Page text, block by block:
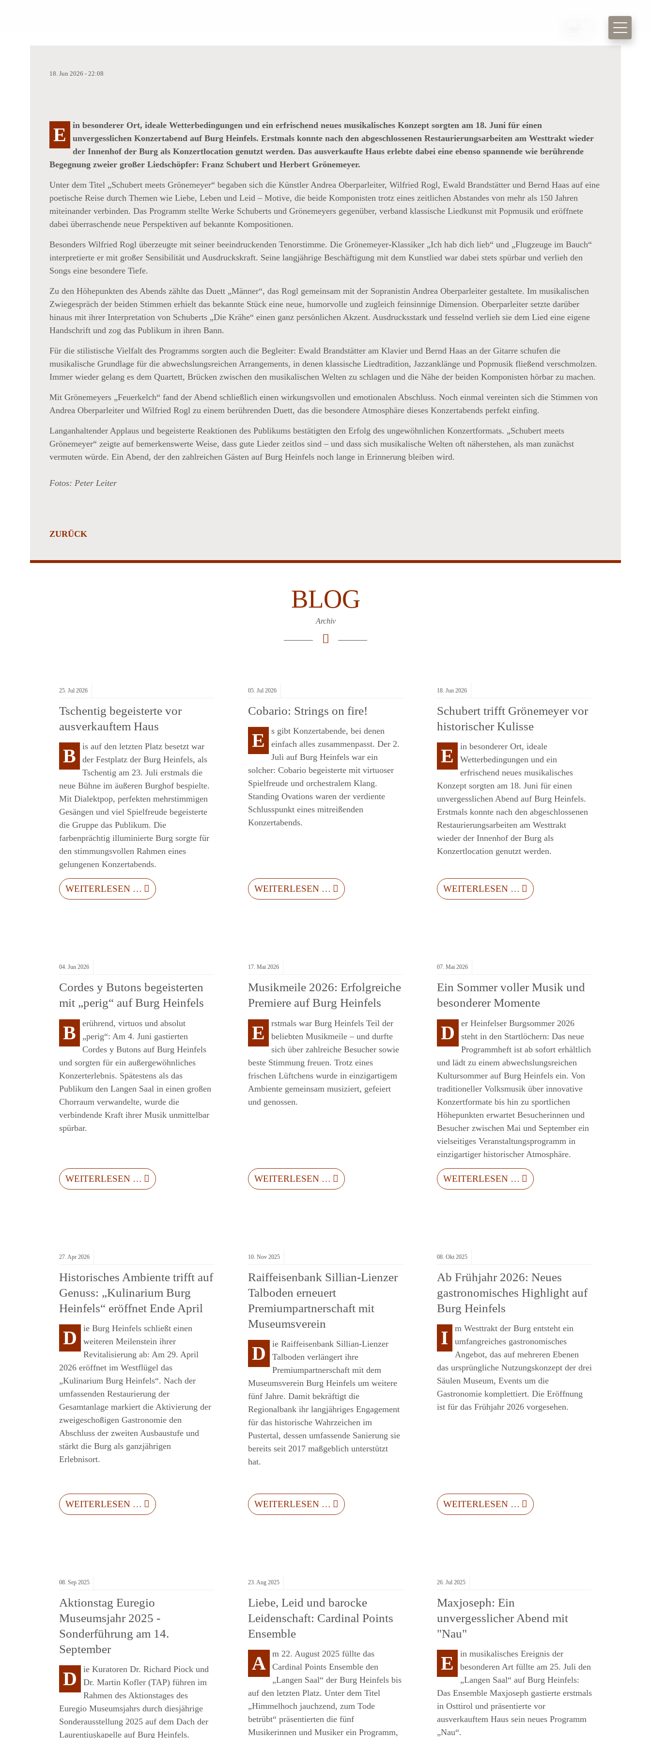
18. Jun 2026 - 22:08
E in besonderer Ort, ideale Wetterbedingungen und ein erfrischend neues musikalisches Konzept sorgten am 18. Juni für einen
unvergesslichen Konzertabend auf Burg Heinfels. Erstmals konnte nach den abgeschlossenen Restaurierungsarbeiten am Westtrakt wieder
der Innenhof der Burg als Konzertlocation genutzt werden. Das ausverkaufte Haus erlebte dabei eine ebenso spannende wie berührende
Begegnung zweier großer Liedschöpfer: Franz Schubert und Herbert Grönemeyer.
Unter dem Titel „Schubert meets Grönemeyer“ begaben sich die Künstler Andrea Oberparleiter, Wilfried Rogl, Ewald Brandstätter und Bernd Haas auf eine
poetische Reise durch Themen wie Liebe, Leben und Leid – Motive, die beide Komponisten trotz eines zeitlichen Abstandes von mehr als 150 Jahren
miteinander verbinden. Das Programm stellte Werke Schuberts und Grönemeyers gegenüber, verband klassische Liedkunst mit Popmusik und eröffnete
dabei überraschende neue Perspektiven auf bekannte Kompositionen.
Besonders Wilfried Rogl überzeugte mit seiner beeindruckenden Tenorstimme. Die Grönemeyer-Klassiker „Ich hab dich lieb“ und „Flugzeuge im Bauch“
interpretierte er mit großer Sensibilität und Ausdruckskraft. Seine langjährige Beschäftigung mit dem Kunstlied war dabei stets spürbar und verlieh den
Songs eine besondere Tiefe.
Zu den Höhepunkten des Abends zählte das Duett „Männer“, das Rogl gemeinsam mit der Sopranistin Andrea Oberparleiter gestaltete. Im musikalischen
Zwiegespräch der beiden Stimmen erhielt das bekannte Stück eine neue, humorvolle und zugleich feinsinnige Dimension. Oberparleiter setzte darüber
hinaus mit ihrer Interpretation von Schuberts „Die Krähe“ einen ganz persönlichen Akzent. Ausdrucksstark und fesselnd verlieh sie dem Lied eine eigene
Handschrift und zog das Publikum in ihren Bann.
Für die stilistische Vielfalt des Programms sorgten auch die Begleiter: Ewald Brandstätter am Klavier und Bernd Haas an der Gitarre schufen die
musikalische Grundlage für die abwechslungsreichen Arrangements, in denen klassische Liedtradition, Jazzanklänge und Popmusik fließend verschmolzen.
Immer wieder gelang es dem Quartett, Brücken zwischen den musikalischen Welten zu schlagen und die Nähe der beiden Komponisten hörbar zu machen.
Mit Grönemeyers „Feuerkelch“ fand der Abend schließlich einen wirkungsvollen und emotionalen Abschluss. Noch einmal vereinten sich die Stimmen von
Andrea Oberparleiter und Wilfried Rogl zu einem berührenden Duett, das die besondere Atmosphäre dieses Konzertabends perfekt einfing.
Langanhaltender Applaus und begeisterte Reaktionen des Publikums bestätigten den Erfolg des ungewöhnlichen Konzertformats. „Schubert meets
Grönemeyer“ zeigte auf bemerkenswerte Weise, dass gute Lieder zeitlos sind – und dass sich musikalische Welten oft näherstehen, als man zunächst
vermuten würde. Ein Abend, der den zahlreichen Gästen auf Burg Heinfels noch lange in Erinnerung bleiben wird.
Fotos: Peter Leiter
ZURÜCK
BLOG
Archiv
25. Jul 2026
Tschentig begeisterte vor
ausverkauftem Haus
B
is auf den letzten Platz besetzt war
der Festplatz der Burg Heinfels, als
Tschentig am 23. Juli erstmals die
neue Bühne im äußeren Burghof bespielte.
Mit Dialektpop, perfekten mehrstimmigen
Gesängen und viel Spielfreude begeisterte
die Gruppe das Publikum. Die
farbenprächtig illuminierte Burg sorgte für
den stimmungsvollen Rahmen eines
gelungenen Konzertabends.
WEITERLESEN …
05. Jul 2026
Cobario: Strings on fire!
E
s gibt Konzertabende, bei denen
einfach alles zusammenpasst. Der 2.
Juli auf Burg Heinfels war ein
solcher: Cobario begeisterte mit virtuoser
Spielfreude und orchestralem Klang.
Standing Ovations waren der verdiente
Schlusspunkt eines mitreißenden
Konzertabends.
WEITERLESEN …
18. Jun 2026
Schubert trifft Grönemeyer vor
historischer Kulisse
E
in besonderer Ort, ideale
Wetterbedingungen und ein
erfrischend neues musikalisches
Konzept sorgten am 18. Juni für einen
unvergesslichen Abend auf Burg Heinfels.
Erstmals konnte nach den abgeschlossenen
Restaurierungsarbeiten am Westtrakt
wieder der Innenhof der Burg als
Konzertlocation genutzt werden.
WEITERLESEN …
04. Jun 2026
Cordes y Butons begeisterten
mit „perig“ auf Burg Heinfels
B
erührend, virtuos und absolut
„perig“: Am 4. Juni gastierten
Cordes y Butons auf Burg Heinfels
und sorgten für ein außergewöhnliches
Konzerterlebnis. Spätestens als das
Publikum den Langen Saal in einen großen
Chorraum verwandelte, wurde die
verbindende Kraft ihrer Musik unmittelbar
spürbar.
WEITERLESEN …
17. Mai 2026
Musikmeile 2026: Erfolgreiche
Premiere auf Burg Heinfels
E
rstmals war Burg Heinfels Teil der
beliebten Musikmeile – und durfte
sich über zahlreiche Besucher sowie
beste Stimmung freuen. Trotz eines
frischen Lüftchens wurde in einzigartigem
Ambiente gemeinsam musiziert, gefeiert
und genossen.
WEITERLESEN …
07. Mai 2026
Ein Sommer voller Musik und
besonderer Momente
D
er Heinfelser Burgsommer 2026
steht in den Startlöchern: Das neue
Programmheft ist ab sofort erhältlich
und lädt zu einem abwechslungsreichen
Kultursommer auf Burg Heinfels ein. Von
traditioneller Volksmusik über innovative
Konzertformate bis hin zu sportlichen
Höhepunkten erwartet Besucherinnen und
Besucher zwischen Mai und September ein
vielseitiges Veranstaltungsprogramm in
einzigartiger historischer Atmosphäre.
WEITERLESEN …
27. Apr 2026
Historisches Ambiente trifft auf
Genuss: „Kulinarium Burg
Heinfels“ eröffnet Ende April
D
ie Burg Heinfels schließt einen
weiteren Meilenstein ihrer
Revitalisierung ab: Am 29. April
2026 eröffnet im Westflügel das
„Kulinarium Burg Heinfels“. Nach der
umfassenden Restaurierung der
Gesamtanlage markiert die Aktivierung der
zweigeschoßigen Gastronomie den
Abschluss der zweiten Ausbaustufe und
stärkt die Burg als ganzjährigen
Erlebnisort.
WEITERLESEN …
10. Nov 2025
Raiffeisenbank Sillian-Lienzer
Talboden erneuert
Premiumpartnerschaft mit
Museumsverein
D
ie Raiffeisenbank Sillian-Lienzer
Talboden verlängert ihre
Premiumpartnerschaft mit dem
Museumsverein Burg Heinfels um weitere
fünf Jahre. Damit bekräftigt die
Regionalbank ihr langjähriges Engagement
für das historische Wahrzeichen im
Pustertal, dessen umfassende Sanierung sie
bereits seit 2017 maßgeblich unterstützt
hat.
WEITERLESEN …
08. Okt 2025
Ab Frühjahr 2026: Neues
gastronomisches Highlight auf
Burg Heinfels
I
m Westtrakt der Burg entsteht ein
umfangreiches gastronomisches
Angebot, das auf mehreren Ebenen
das ursprüngliche Nutzungskonzept der drei
Säulen Museum, Events um die
Gastronomie komplettiert. Die Eröffnung
ist für das Frühjahr 2026 vorgesehen.
WEITERLESEN …
08. Sep 2025
Aktionstag Euregio
Museumsjahr 2025 -
Sonderführung am 14.
September
D
ie Kuratoren Dr. Richard Piock und
Dr. Martin Kofler (TAP) führen im
Rahmen des Aktionstages des
Euregio Museumsjahrs durch diesjährige
Sonderausstellung 2025 auf dem Dach der
Laurentiuskapelle auf Burg Heinfels.
23. Aug 2025
Liebe, Leid und barocke
Leidenschaft: Cardinal Points
Ensemble
A
m 22. August 2025 füllte das
Cardinal Points Ensemble den
„Langen Saal“ der Burg Heinfels bis
auf den letzten Platz. Unter dem Titel
„Himmelhoch jauchzend, zum Tode
betrübt“ präsentierten die fünf
Musikerinnen und Musiker ein Programm,
26. Jul 2025
Maxjoseph: Ein
unvergesslicher Abend mit
"Nau"
E
in musikalisches Ereignis der
besonderen Art füllte am 25. Juli den
„Langen Saal“ auf Burg Heinfels:
Das Ensemble Maxjoseph gastierte erstmals
in Osttirol und präsentierte vor
ausverkauftem Haus sein neues Programm
„Nau“.